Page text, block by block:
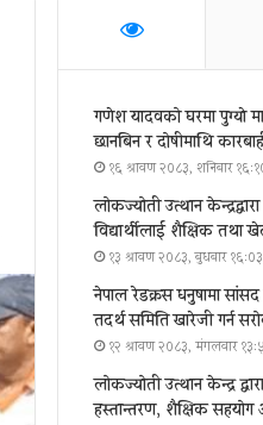
गणेश यादवको घरमा पुग्याे
छानबिन र दोषीमाथि
१६ श्रावण २०८३, शनिबार
लोकज्योती उत्थान
विद्यार्थीलाई शैक्षिक तथा
१३ श्रावण २०८३, बुधबार १६:०३
नेपाल रेडक्रस धनुषामा
तदर्थ समिति खारेजी गर्न
१२ श्रावण २०८३, मंगलवार
लोकज्योती उत्थान केन्द्र
हस्तान्तरण, शैक्षिक सहयोग